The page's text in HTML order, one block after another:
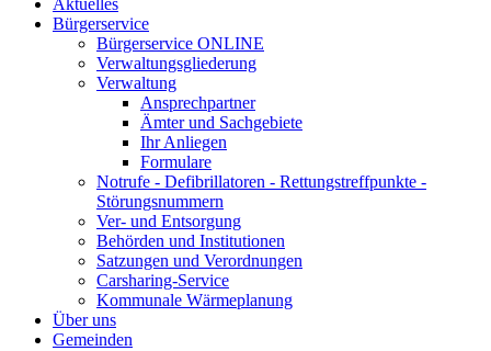
Aktuelles
Bürgerservice
Bürgerservice ONLINE
Verwaltungsgliederung
Verwaltung
Ansprechpartner
Ämter und Sachgebiete
Ihr Anliegen
Formulare
Notrufe - Defibrillatoren - Rettungstreffpunkte -
Störungsnummern
Ver- und Entsorgung
Behörden und Institutionen
Satzungen und Verordnungen
Carsharing-Service
Kommunale Wärmeplanung
Über uns
Gemeinden